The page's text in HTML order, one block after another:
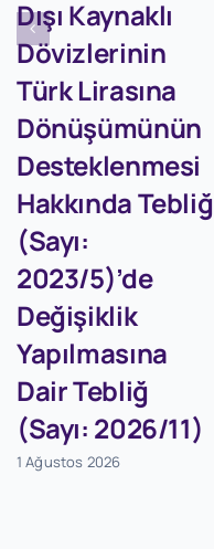
Dışı Kaynaklı
Dövizlerinin
Türk Lirasına
Dönüşümünün
Desteklenmesi
Hakkında Tebliğ
(Sayı:
2023/5)’de
Değişiklik
Yapılmasına
Dair Tebliğ
(Sayı: 2026/11)
1 Ağustos 2026